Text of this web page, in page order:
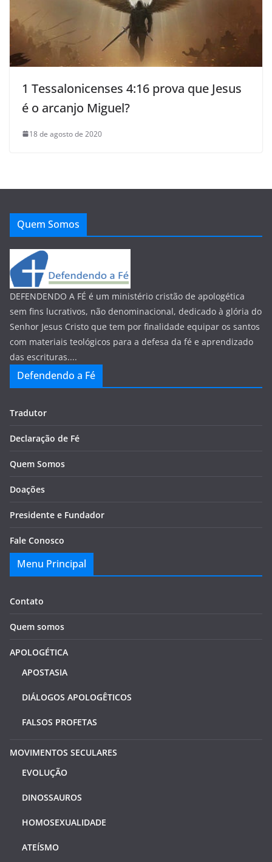
1 Tessalonicenses 4:16 prova que Jesus
é o arcanjo Miguel?
18 de agosto de 2020
Quem Somos
DEFENDENDO A FÉ é um ministério cristão de apologética
sem fins lucrativos, não denominacional, dedicado à glória do
Senhor Jesus Cristo que tem por finalidade equipar os santos
com materiais teológicos para a defesa da fé e aprendizado
das escrituras....
Defendendo a Fé
Tradutor
Declaração de Fé
Quem Somos
Doações
Presidente e Fundador
Fale Conosco
Menu Principal
Contato
Quem somos
APOLOGÉTICA
APOSTASIA
DIÁLOGOS APOLOGÊTICOS
FALSOS PROFETAS
MOVIMENTOS SECULARES
EVOLUÇÃO
DINOSSAUROS
HOMOSEXUALIDADE
ATEÍSMO